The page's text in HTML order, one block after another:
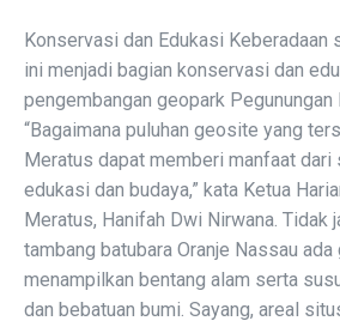
Konservasi dan Edukasi Keberadaan
ini menjadi bagian konservasi dan
pengembangan geopark Pegunungan
“Bagaimana puluhan geosite yang
Meratus dapat memberi manfaat
edukasi dan budaya,” kata Ketua
Meratus, Hanifah Dwi Nirwana. Tidak
tambang batubara Oranje Nassau
menampilkan bentang alam serta
dan bebatuan bumi. Sayang, areal